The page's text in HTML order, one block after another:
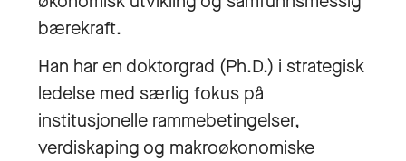
bærekraft.
Han har en doktorgrad (Ph.D.) i strategisk
ledelse med særlig fokus på
institusjonelle rammebetingelser,
verdiskaping og makroøkonomiske